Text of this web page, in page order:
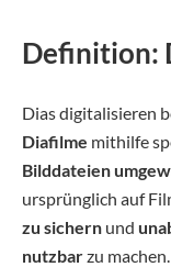
Definition:
Dias digitalisieren
Diafilme mithilfe
Bilddateien
ursprünglich auf
zu sichern und
nutzbarzu machen.